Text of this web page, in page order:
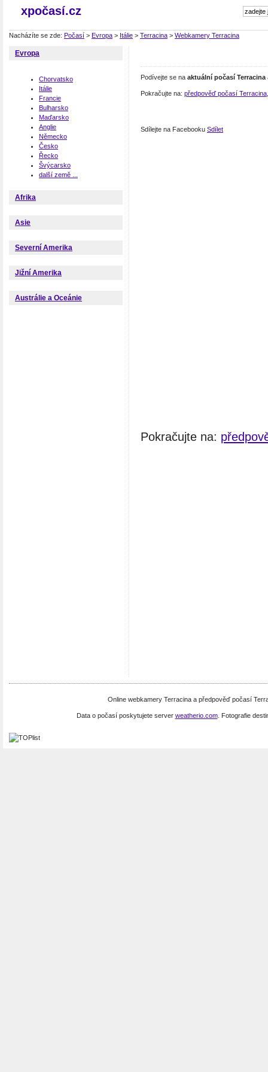
xpočasí.cz
Nacházíte se zde: Počasí > Evropa > Itálie > Terracina > Webkamery Terracina
Evropa
Chorvatsko
Itálie
Francie
Bulharsko
Maďarsko
Anglie
Německo
Česko
Řecko
Švýcarsko
další země ...
Afrika
Asie
Severní Amerika
Jižní Amerika
Austrálie a Oceánie
Podívejte se na aktuální počasí Terracina
Pokračujte na: předpověď počasí Terracina
Sdílejte na Facebooku Sdílet
Pokračujte na:
Online webkamery Terracina a předpověď počasí
Data o počasí poskytujete server weatherio.com. Fotografie